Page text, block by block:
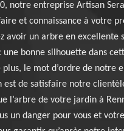
notre entreprise Artisan
et connaissance à votre
avoir un arbre en excellente
une bonne silhouette dans
plus, le mot d’ordre de notre
est de satisfaire notre
l’arbre de votre jardin à
un danger pour vous et